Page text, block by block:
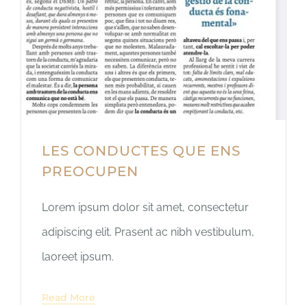
LES CONDUCTES QUE ENS
PREOCUPEN
Lorem ipsum dolor sit amet, consectetur
adipiscing elit. Prasent ac nibh vestibulum,
laoreet ipsum.
Read More